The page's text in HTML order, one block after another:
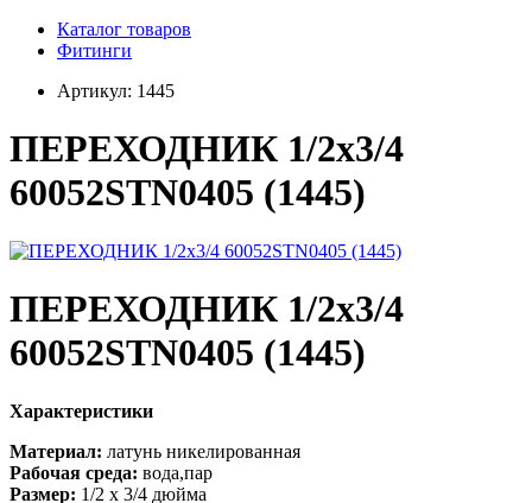
Каталог товаров
Фитинги
Артикул: 1445
ПЕРЕХОДНИК 1/2x3/4
60052STN0405 (1445)
ПЕРЕХОДНИК 1/2x3/4
60052STN0405 (1445)
Характеристики
Материал: латунь никелированная
Рабочая среда: вода,пар
Размер: 1/2 х 3/4 дюйма